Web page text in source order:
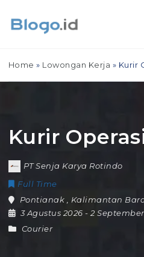
Home » Lowongan Kerja » Kurir
Kurir
PT Senja Karya Rotindo
Full Time
Pontianak
Kalimantan
3 Agustus 2026- 2
Courier